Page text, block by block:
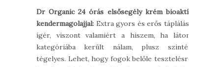
Dr Organic 24 órás elsősegély krém bioaktív
kendermagolajjal: Extra gyors és erős táplálást
ígér, viszont valamiért a hiszem, ha látom
kategóriába került nálam, plusz szintén
tégelyes. Lehet, hogy fogok belőle tesztelésre